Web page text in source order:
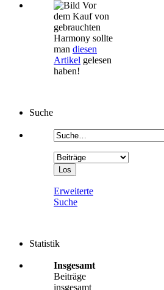
Vor
dem Kauf von
gebrauchten
Harmony sollte
man diesen
Artikel gelesen
haben!
Suche
Erweiterte
Suche
Statistik
Insgesamt
Beiträge
insgesamt